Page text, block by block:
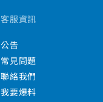
客服資訊
公告
常見問題
聯絡我們
我要爆料